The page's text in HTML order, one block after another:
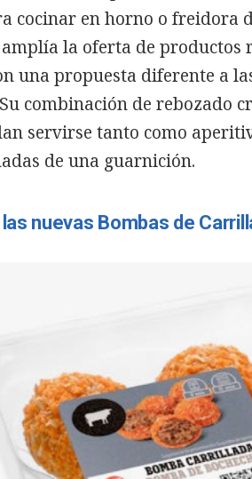
cocinar en horno o freidora
amplía la oferta de productos
una propuesta diferente a
Su combinación de rebozado
servirse tanto como
de una guarnición.
nuevas Bombas de